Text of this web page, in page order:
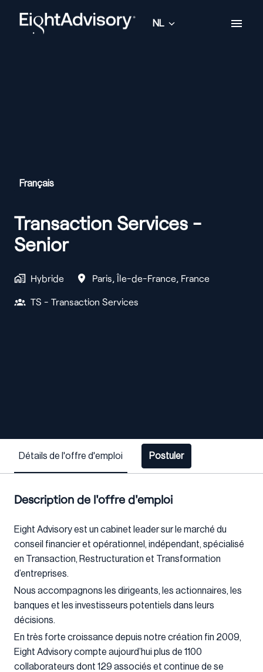
Homepagina
NL
Français
Transaction Services -
Senior
Hybride Paris, Île-de-France, France
TS - Transaction Services
Détails de l'offre d'emploi Postuler
Description de l'offre d'emploi
Eight Advisory est un cabinet leader sur le marché du
conseil financier et opérationnel, indépendant, spécialisé
en Transaction, Restructuration et Transformation
d’entreprises.
Nous accompagnons les dirigeants, les actionnaires, les
banques et les investisseurs potentiels dans leurs
décisions.
En très forte croissance depuis notre création fin 2009,
Eight Advisory compte aujourd’hui plus de 1100
collaborateurs dont 129 associés et continue de se